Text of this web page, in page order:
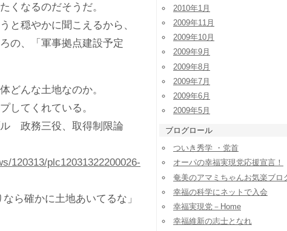
くなるのだそうだ。
と穏やかに聞こえるから、
の、「軍事拠点建設予定
んな土地なのか。
してくれている。
ル 政務三役、取得制限論
120313/plc12031322200026-
確かに土地あいてるな」
2010年1月
2009年11月
2009年10月
2009年9月
2009年8月
2009年7月
2009年6月
2009年5月
ブログロール
ついき秀学 ・党首
オーパの幸福実現党応援宣言！
奄美のアマミちゃんお気楽ブロ
幸福の科学にネットで入会
幸福実現党－Home
幸福維新の志士となれ